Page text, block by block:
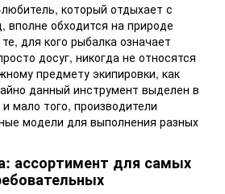
который отдыхает с
вполне обходится на природе
для кого рыбалка означает
досуг, никогда не относятся
предмету экипировки, как
данный инструмент выделен в
мало того, производители
модели для выполнения разных
ассортимент для самых